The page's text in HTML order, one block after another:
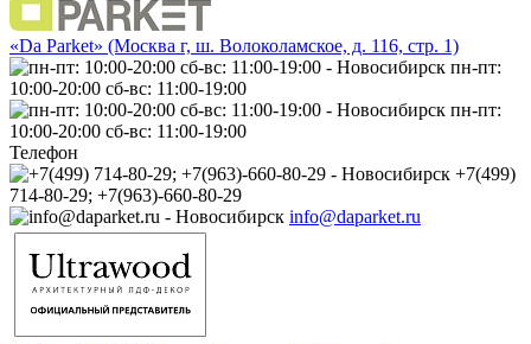
«Da Parket» (Москва г, ш. Волоколамское, д. 116, стр. 1)
пн-пт:
10:00-20:00 сб-вс: 11:00-19:00
пн-пт:
10:00-20:00 сб-вс: 11:00-19:00
Телефон
+7(499)
714-80-29; +7(963)-660-80-29
info@daparket.ru